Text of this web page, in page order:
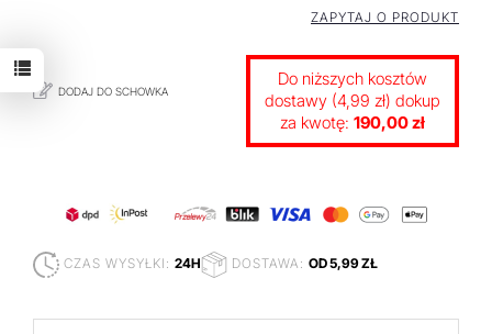
DODAJ DO SCHOWKA
ZAPYTAJ O PRODUKT
Do niższych kosztów
dostawy (4,99 zł) dokup
za kwotę: 190,00 zł
CZAS WYSYŁKI: 24H DOSTAWA: OD 5,99 ZŁ